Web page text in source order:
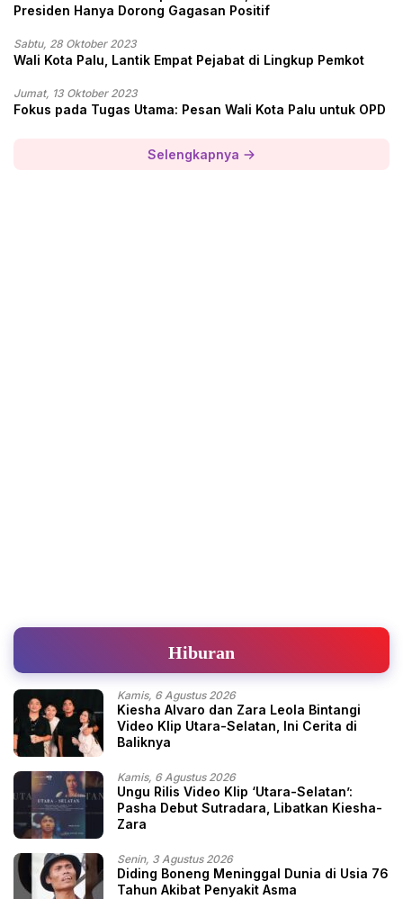
Presiden Hanya Dorong Gagasan Positif
Sabtu, 28 Oktober 2023
Wali Kota Palu, Lantik Empat Pejabat di Lingkup Pemkot
Jumat, 13 Oktober 2023
Fokus pada Tugas Utama: Pesan Wali Kota Palu untuk OPD
Selengkapnya
Hiburan
Kamis, 6 Agustus 2026
Kiesha Alvaro dan Zara Leola Bintangi
Video Klip Utara-Selatan, Ini Cerita di
Baliknya
Kamis, 6 Agustus 2026
Ungu Rilis Video Klip ‘Utara-Selatan’:
Pasha Debut Sutradara, Libatkan Kiesha-
Zara
Senin, 3 Agustus 2026
Diding Boneng Meninggal Dunia di Usia 76
Tahun Akibat Penyakit Asma